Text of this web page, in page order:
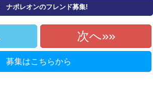
ナポレオンのフレンド募集!
次へ»
募集はこちらから